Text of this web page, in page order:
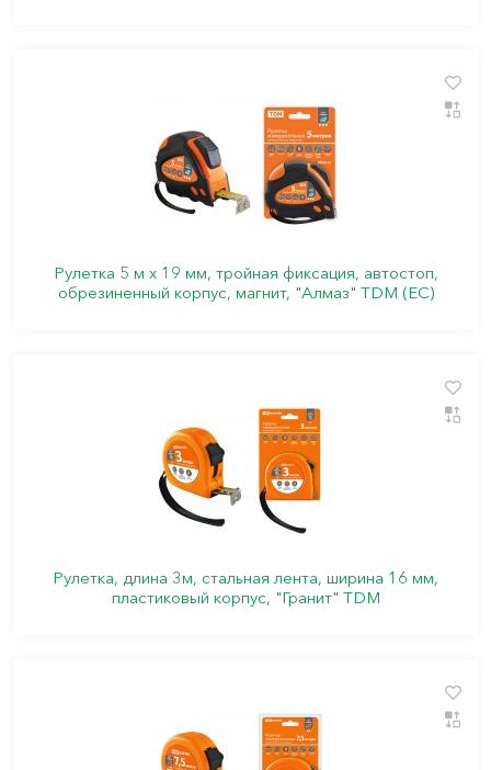
Рулетка 5 м х 19 мм, тройная фиксация, автостоп,
обрезиненный корпус, магнит, "Алмаз" TDM (ЕС)
Рулетка, длина 3м, стальная лента, ширина 16 мм,
пластиковый корпус, "Гранит" TDM